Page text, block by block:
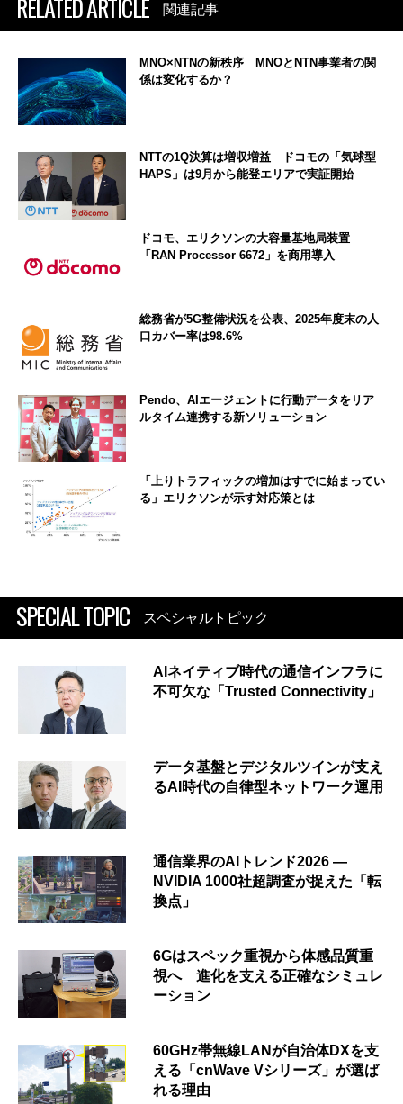
RELATED ARTICLE 関連記事
MNO×NTNの新秩序 MNOとNTN事業者の関
係は変化するか？
NTTの1Q決算は増収増益 ドコモの「気球型
HAPS」は9月から能登エリアで実証開始
ドコモ、エリクソンの大容量基地局装置
「RAN Processor 6672」を商用導入
総務省が5G整備状況を公表、2025年度末の人
口カバー率は98.6%
Pendo、AIエージェントに行動データをリア
ルタイム連携する新ソリューション
「上りトラフィックの増加はすでに始まってい
る」エリクソンが示す対応策とは
SPECIAL TOPIC スペシャルトピック
AIネイティブ時代の通信インフラに
不可欠な「Trusted Connectivity」
データ基盤とデジタルツインが支え
るAI時代の自律型ネットワーク運用
通信業界のAIトレンド2026 ―
NVIDIA 1000社超調査が捉えた「転
換点」
6Gはスペック重視から体感品質重
視へ 進化を支える正確なシミュレ
ーション
60GHz帯無線LANが自治体DXを支
える「cnWave Vシリーズ」が選ば
れる理由